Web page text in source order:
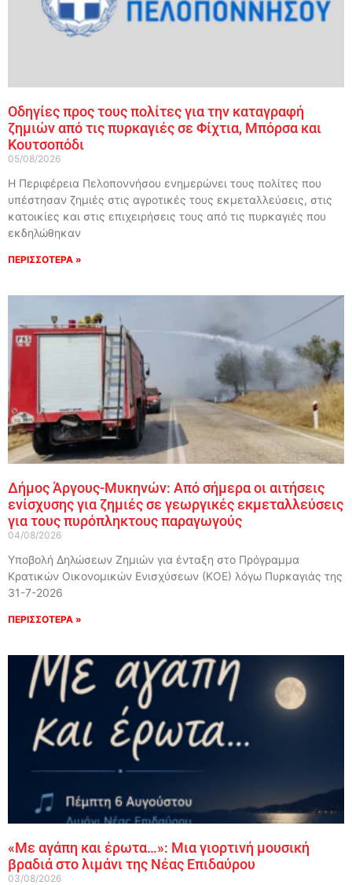
Οδηγίες προς τους πολίτες για την καταγραφή
ζημιών από τις πυρκαγιές σε Φίχτια, Μπόρσα και
Κουτσοπόδι
05/08/2026
Η Περιφέρεια Πελοποννήσου ενημερώνει τους πολίτες που
υπέστησαν ζημιές στις αγροτικές τους εκμεταλλεύσεις, στις
κατοικίες και στις επιχειρήσεις τους από τις πυρκαγιές που
εκδηλώθηκαν
ΠΕΡΙΣΣΟΤΕΡΑ »
Δήμος Άργους-Μυκηνών: Από σήμερα οι αιτήσεις
ενίσχυσης για ζημιές σε γεωργικές εκμεταλλεύσεις
για τους πυρόπληκτους παραγωγούς
04/08/2026
Υποβολή Δηλώσεων Ζημιών για ένταξη στο Πρόγραμμα
Κρατικών Οικονομικών Ενισχύσεων (ΚΟΕ) λόγω Πυρκαγιάς της
31-7-2026
ΠΕΡΙΣΣΟΤΕΡΑ »
«Με αγάπη και έρωτα…»: Μια γιορτινή μουσική
βραδιά στο λιμάνι της Νέας Επιδαύρου
03/08/2026